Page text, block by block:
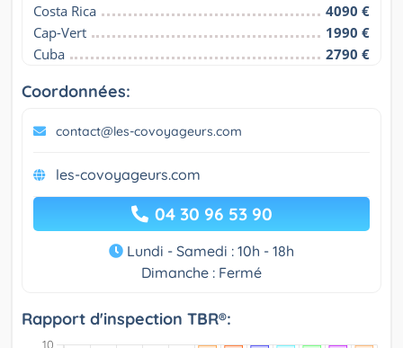
Costa Rica
4090 €
Cap-Vert
1990 €
Cuba
2790 €
Coordonnées:
contact@les-covoyageurs.com
les-covoyageurs.com
04 30 96 53 90
Lundi - Samedi : 10h - 18h
Dimanche : Fermé
Rapport d'inspection TBR®: